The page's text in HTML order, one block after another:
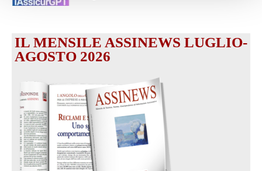
IL MENSILE ASSINEWS LUGLIO-
AGOSTO 2026